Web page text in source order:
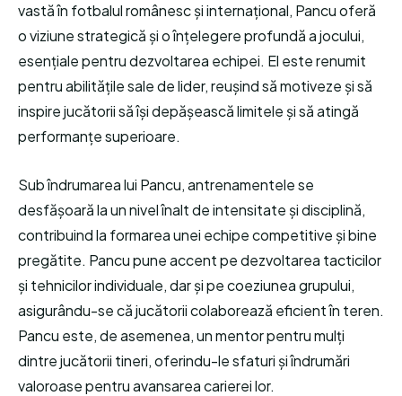
vastă în fotbalul românesc și internațional, Pancu oferă
o viziune strategică și o înțelegere profundă a jocului,
esențiale pentru dezvoltarea echipei. El este renumit
pentru abilitățile sale de lider, reușind să motiveze și să
inspire jucătorii să își depășească limitele și să atingă
performanțe superioare.
Sub îndrumarea lui Pancu, antrenamentele se
desfășoară la un nivel înalt de intensitate și disciplină,
contribuind la formarea unei echipe competitive și bine
pregătite. Pancu pune accent pe dezvoltarea tacticilor
și tehnicilor individuale, dar și pe coeziunea grupului,
asigurându-se că jucătorii colaborează eficient în teren.
Pancu este, de asemenea, un mentor pentru mulți
dintre jucătorii tineri, oferindu-le sfaturi și îndrumări
valoroase pentru avansarea carierei lor.